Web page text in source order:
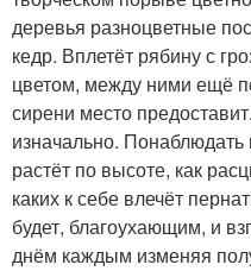
деревья разноцветные
кедр. Вплетёт рябину с
цветом, между ними ещё
сирени место
изначально.
растёт по высоте, как
каких к себе влечёт
будет, благоухающим, и
днём каждым изменяя